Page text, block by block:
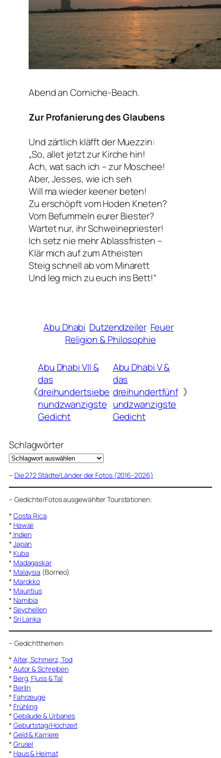
Abend an Corniche-Beach.
Zur Profanierung des Glaubens
Und zärtlich kläfft der Muezzin:
„So, allet jetzt zur Kirche hin!
Ach, wat sach ich – zur Moschee!
Aber, Jesses, wie ich seh
Will ma wieder keener beten!
Zu erschöpft vom Hoden Kneten?
Vom Befummeln eurer Biester?
Wartet nur, ihr Schweinepriester!
Ich setz nie mehr Ablassfristen –
Klär mich auf zum Atheisten
Steig schnell ab vom Minarett
Und leg mich zu euch ins Bett!“
Abu Dhabi Dutzendzeiler Feuer
Religion & Philosophie
《
Abu Dhabi VII &
das
dreihundertsiebe
nundzwanzigste
Gedicht
Abu Dhabi V &
das
dreihundertfünf
undzwanzigste
Gedicht
》
Schlagwörter
– Die 272 Städte/Länder der Fotos (2016-2026)
– Gedichte/Fotos ausgewählter Tourstationen:
* Costa Rica
* Hawaii
* Indien
* Japan
* Kuba
* Madagaskar
* Malaysia (Borneo)
* Marokko
* Mauritius
* Namibia
* Seychellen
* Sri Lanka
– Gedichtthemen:
* Alter, Schmerz, Tod
* Autor & Schreiben
* Berg, Fluss & Tal
* Berlin
* Fahrzeuge
* Frühling
* Gebäude & Urbanes
* Geburtstag/Hochzeit
* Geld & Karriere
* Grusel
* Haus & Heimat